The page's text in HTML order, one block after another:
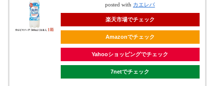
posted with カエレバ
楽天市場でチェック
Amazonでチェック
Yahooショッピングでチェック
7netでチェック